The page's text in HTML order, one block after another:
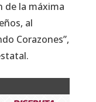
de la máxima
al
Corazones”,